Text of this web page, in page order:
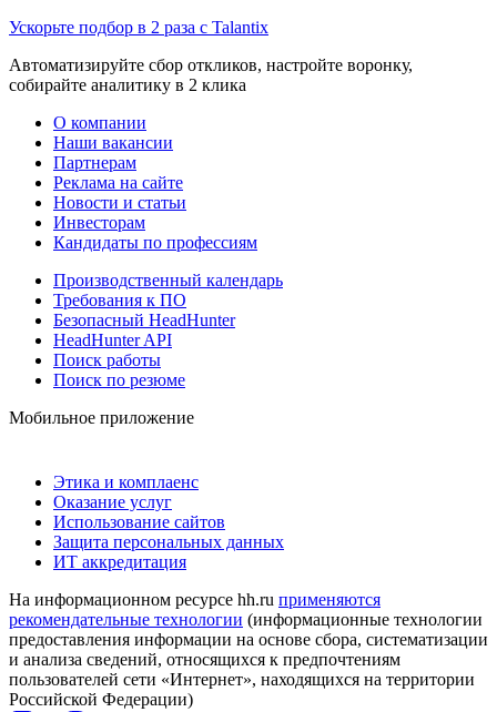
Ускорьте подбор в 2 раза с Talantix
Автоматизируйте сбор откликов, настройте воронку,
собирайте аналитику в 2 клика
О компании
Наши вакансии
Партнерам
Реклама на сайте
Новости и статьи
Инвесторам
Кандидаты по профессиям
Производственный календарь
Требования к ПО
Безопасный HeadHunter
HeadHunter API
Поиск работы
Поиск по резюме
Мобильное приложение
Этика и комплаенс
Оказание услуг
Использование сайтов
Защита персональных данных
ИТ аккредитация
На информационном ресурсе hh.ru применяются
рекомендательные технологии (информационные технологии
предоставления информации на основе сбора, систематизации
и анализа сведений, относящихся к предпочтениям
пользователей сети «Интернет», находящихся на территории
Российской Федерации)